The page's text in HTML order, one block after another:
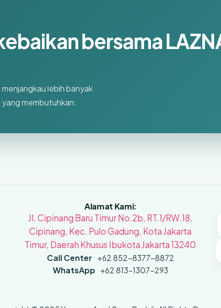
bersama
lebih banyak
membutuhkan.
Alamat Kami:
Jl. Cipinang Baru Timur No.2b, RT.1/RW.18,
Cipinang, Kec. Pulo Gadung, Kota Jakarta
Timur, Daerah Khusus Ibukota Jakarta 13240
Call Center +62 852-8377-8872
WhatsApp +62 813-1307-293